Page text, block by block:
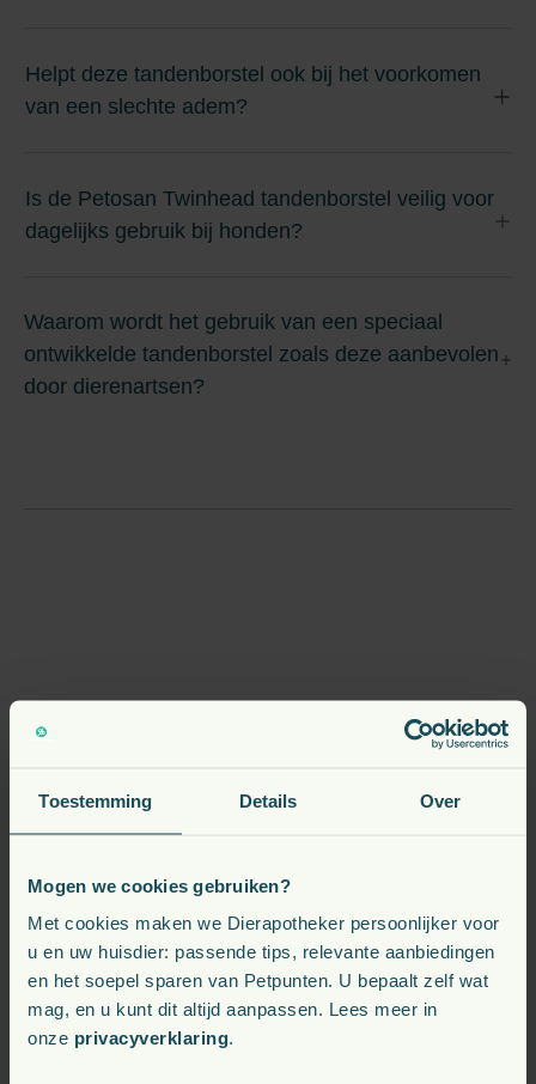
Toestemming Details Over
Mogen we cookies gebruiken?
Met cookies maken we Dierapotheker persoonlijker voor
u en uw huisdier: passende tips, relevante aanbiedingen
en het soepel sparen van Petpunten. U bepaalt zelf wat
mag, en u kunt dit altijd aanpassen. Lees meer in
onze privacyverklaring.
Helpt deze tandenborstel ook bij het voorkomen
van een slechte adem?
Is de Petosan Twinhead tandenborstel veilig voor
dagelijks gebruik bij honden?
Waarom wordt het gebruik van een speciaal
ontwikkelde tandenborstel zoals deze aanbevolen
door dierenartsen?